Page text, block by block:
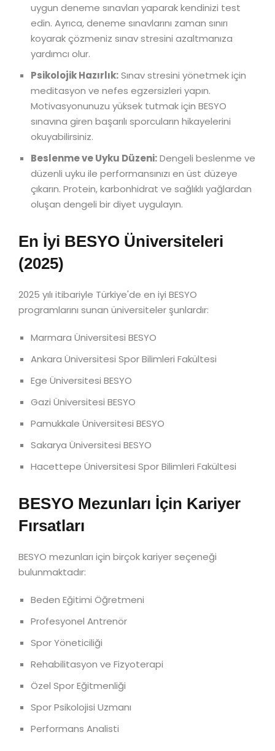
uygun deneme sınavları yaparak kendinizi test
edin. Ayrıca, deneme sınavlarını zaman sınırı
koyarak çözmeniz sınav stresini azaltmanıza
yardımcı olur.
Psikolojik Hazırlık:Sınav stresini yönetmek için
meditasyon ve nefes egzersizleri yapın.
Motivasyonunuzu yüksek tutmak için BESYO
sınavına giren başarılı sporcuların hikayelerini
okuyabilirsiniz.
Beslenme ve Uyku Düzeni:Dengeli beslenme ve
düzenli uyku ile performansınızı en üst düzeye
çıkarın. Protein, karbonhidrat ve sağlıklı yağlardan
oluşan dengeli bir diyet uygulayın.
En İyi BESYO Üniversiteleri
(2025)
2025 yılı itibariyle Türkiye'de en iyi BESYO
programlarını sunan üniversiteler şunlardır:
Marmara Üniversitesi BESYO
Ankara Üniversitesi Spor Bilimleri Fakültesi
Ege Üniversitesi BESYO
Gazi Üniversitesi BESYO
Pamukkale Üniversitesi BESYO
Sakarya Üniversitesi BESYO
Hacettepe Üniversitesi Spor Bilimleri Fakültesi
BESYO Mezunları İçin Kariyer
Fırsatları
BESYO mezunları için birçok kariyer seçeneği
bulunmaktadır:
Beden Eğitimi Öğretmeni
Profesyonel Antrenör
Spor Yöneticiliği
Rehabilitasyon ve Fizyoterapi
Özel Spor Eğitmenliği
Spor Psikolojisi Uzmanı
Performans Analisti